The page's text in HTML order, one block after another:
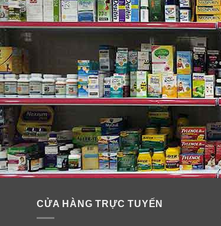
Mỗi viên chứa:
CỬA HÀNG TRỰC TUYẾN